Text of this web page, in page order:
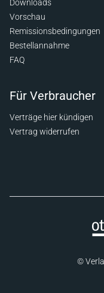
Downloads
Vorschau
Remissionsbedingungen
Bestellannahme
FAQ
Für Verbraucher
Verträge hier kündigen
Vertrag widerrufen
©